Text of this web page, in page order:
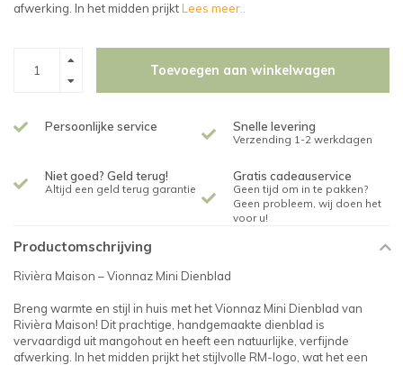
afwerking. In het midden prijktLees meer..
Toevoegen aan winkelwagen
Persoonlijke service Snelle levering
Verzending 1-2 werkdagen
Niet goed? Geld terug!
Altijd een geld terug garantie
Gratis cadeauservice
Geen tijd om in te pakken?
Geen probleem, wij doen het
voor u!
Productomschrijving
Rivièra Maison – Vionnaz Mini Dienblad
Breng warmte en stijl in huis met het Vionnaz Mini Dienblad van
Rivièra Maison! Dit prachtige, handgemaakte dienblad is
vervaardigd uit mangohout en heeft een natuurlijke, verfijnde
afwerking. In het midden prijkt het stijlvolle RM-logo, wat het een